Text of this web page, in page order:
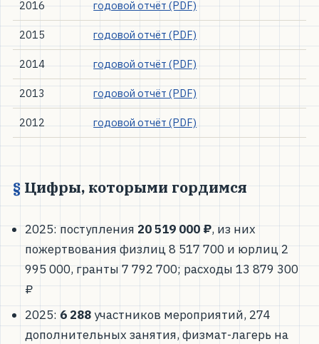
2016 годовой отчёт (PDF)
2015 годовой отчёт (PDF)
2014 годовой отчёт (PDF)
2013 годовой отчёт (PDF)
2012 годовой отчёт (PDF)
Цифры, которыми гордимся
2025: поступления 20 519 000 ₽, из них
пожертвования физлиц 8 517 700 и юрлиц 2
995 000, гранты 7 792 700; расходы 13 879 300
₽
2025: 6 288 участников мероприятий, 274
дополнительных занятия, физмат-лагерь на